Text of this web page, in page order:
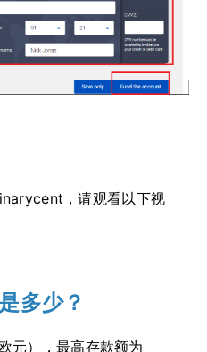
，请观看以下视
多少？
元），最高存款额为